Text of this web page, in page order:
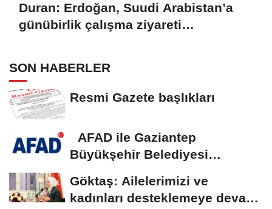
Duran: Erdoğan, Suudi Arabistan’a
günübirlik çalışma ziyareti
SON HABERLER
Resmi Gazete başlıkları
AFAD ile Gaziantep
Büyükşehir Belediyesi
Göktaş: Ailelerimizi ve
kadınları desteklemeye devam